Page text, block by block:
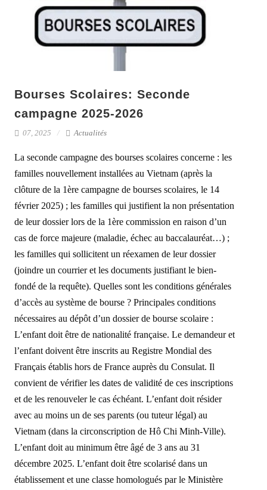
Bourses Scolaires: Seconde
campagne 2025-2026
07, 2025 Actualités
La seconde campagne des bourses scolaires concerne : les
familles nouvellement installées au Vietnam (après la
clôture de la 1ère campagne de bourses scolaires, le 14
février 2025) ; les familles qui justifient la non présentation
de leur dossier lors de la 1ère commission en raison d’un
cas de force majeure (maladie, échec au baccalauréat…) ;
les familles qui sollicitent un réexamen de leur dossier
(joindre un courrier et les documents justifiant le bien-
fondé de la requête). Quelles sont les conditions générales
d’accès au système de bourse ? Principales conditions
nécessaires au dépôt d’un dossier de bourse scolaire :
L’enfant doit être de nationalité française. Le demandeur et
l’enfant doivent être inscrits au Registre Mondial des
Français établis hors de France auprès du Consulat. Il
convient de vérifier les dates de validité de ces inscriptions
et de les renouveler le cas échéant. L’enfant doit résider
avec au moins un de ses parents (ou tuteur légal) au
Vietnam (dans la circonscription de Hô Chi Minh-Ville).
L’enfant doit au minimum être âgé de 3 ans au 31
décembre 2025. L’enfant doit être scolarisé dans un
établissement et une classe homologués par le Ministère